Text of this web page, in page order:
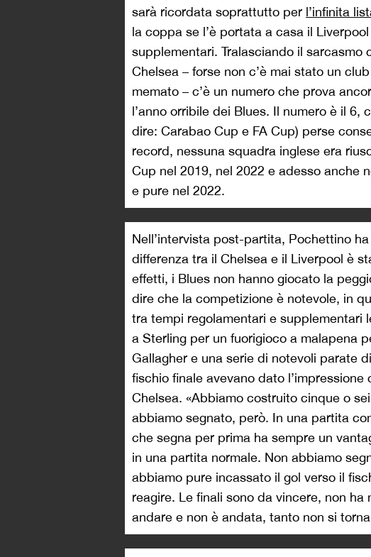
sarà ricordata soprattutto per l’infinita
la coppa se l’è portata a casa il
supplementari. Tralasciando il
Chelsea – forse non c’è mai stato un
memato – c’è un numero che prova
l’anno orribile dei Blues. Il numero è il 6,
dire: Carabao Cup e FA Cup) perse
record, nessuna squadra inglese era
Cup nel 2019, nel 2022 e adesso anche
e pure nel 2022.
Nell’intervista post-partita, Pochettino
differenza tra il Chelsea e il Liverpool è
effetti, i Blues non hanno giocato la
dire che la competizione è notevole, in
tra tempi regolamentari e supplementari
a Sterling per un fuorigioco a malapena
Gallagher e una serie di notevoli parate
fischio finale avevano dato
Chelsea. «Abbiamo costruito cinque o
abbiamo segnato, però. In una partita
che segna per prima ha sempre un
in una partita normale. Non abbiamo
abbiamo pure incassato il gol verso il
reagire. Le finali sono da vincere, non
andare e non è andata, tanto non si